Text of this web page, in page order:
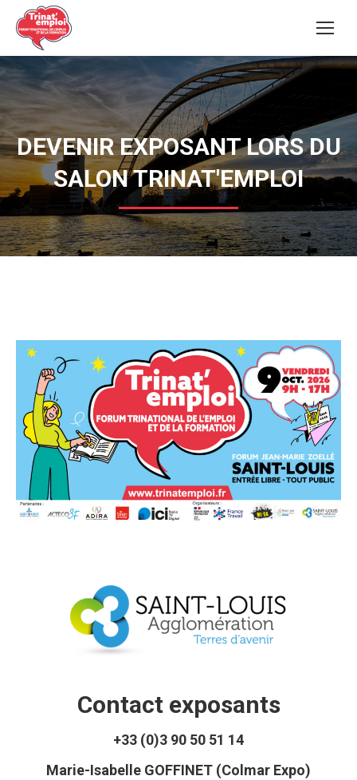
DEVENIR EXPOSANT LORS DU
SALON TRINAT'EMPLOI
Contact exposants
+33 (0)3 90 50 51 14
Marie-Isabelle GOFFINET (Colmar Expo)